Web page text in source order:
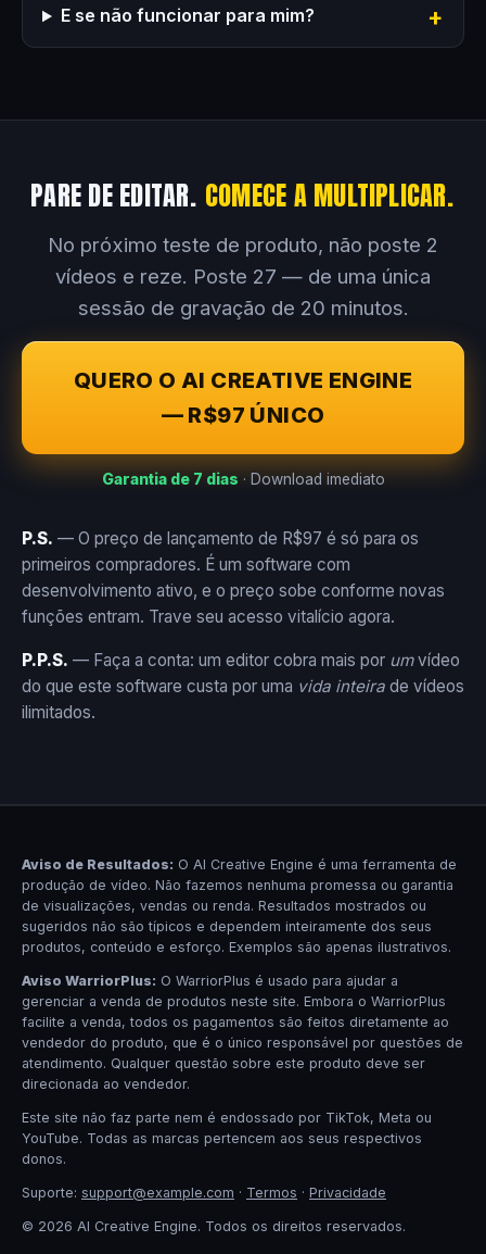
E se não funcionar para mim?
PARE DE EDITAR. COMECE A MULTIPLICAR.
No próximo teste de produto, não poste 2
vídeos e reze. Poste 27 — de uma única
sessão de gravação de 20 minutos.
QUERO O AI CREATIVE ENGINE
— R$97 ÚNICO
Garantia de 7 dias · Download imediato
P.S. — O preço de lançamento de R$97 é só para os
primeiros compradores. É um software com
desenvolvimento ativo, e o preço sobe conforme novas
funções entram. Trave seu acesso vitalício agora.
P.P.S. — Faça a conta: um editor cobra mais por umvídeo
do que este software custa por uma vida inteira de vídeos
ilimitados.
Aviso de Resultados: O AI Creative Engine é uma ferramenta de
produção de vídeo. Não fazemos nenhuma promessa ou garantia
de visualizações, vendas ou renda. Resultados mostrados ou
sugeridos não são típicos e dependem inteiramente dos seus
produtos, conteúdo e esforço. Exemplos são apenas ilustrativos.
Aviso WarriorPlus: O WarriorPlus é usado para ajudar a
gerenciar a venda de produtos neste site. Embora o WarriorPlus
facilite a venda, todos os pagamentos são feitos diretamente ao
vendedor do produto, que é o único responsável por questões de
atendimento. Qualquer questão sobre este produto deve ser
direcionada ao vendedor.
Este site não faz parte nem é endossado por TikTok, Meta ou
YouTube. Todas as marcas pertencem aos seus respectivos
donos.
Suporte: support@example.com · Termos · Privacidade
© 2026 AI Creative Engine. Todos os direitos reservados.